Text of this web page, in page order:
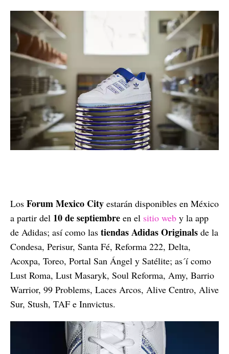
Los Forum Mexico City estarán disponibles en México
a partir del 10 de septiembre en el sitio web y la app
de Adidas; así como las tiendas Adidas Originals de la
Condesa, Perisur, Santa Fé, Reforma 222, Delta,
Acoxpa, Toreo, Portal San Ángel y Satélite; as´í como
Lust Roma, Lust Masaryk, Soul Reforma, Amy, Barrio
Warrior, 99 Problems, Laces Arcos, Alive Centro, Alive
Sur, Stush, TAF e Innvictus.